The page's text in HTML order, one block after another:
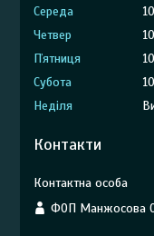
Середа
Четвер
Пʼятниця
Субота
Неділя
Контакти
ФОП Манжосова